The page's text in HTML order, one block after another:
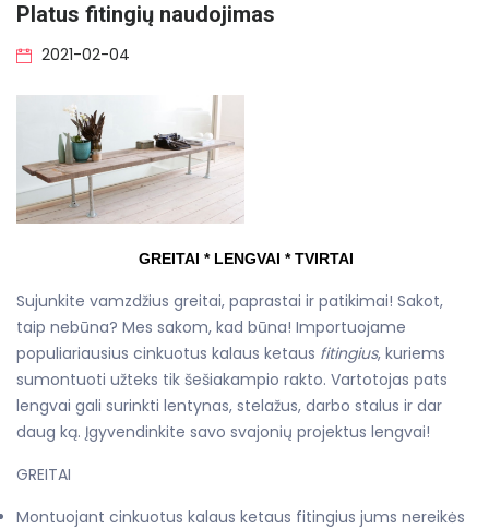
Platus fitingių naudojimas
2021-02-04
GREITAI * LENGVAI * TVIRTAI
Sujunkite vamzdžius greitai, paprastai ir patikimai! Sakot,
taip nebūna? Mes sakom, kad būna! Importuojame
populiariausius cinkuotus kalaus ketaus fitingius, kuriems
sumontuoti užteks tik šešiakampio rakto. Vartotojas pats
lengvai gali surinkti lentynas, stelažus, darbo stalus ir dar
daug ką. Įgyvendinkite savo svajonių projektus lengvai!
GREITAI
Montuojant cinkuotus kalaus ketaus fitingius jums nereikės